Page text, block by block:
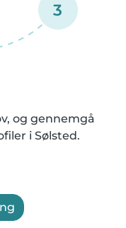
3
og gennemgå
i Sølsted.